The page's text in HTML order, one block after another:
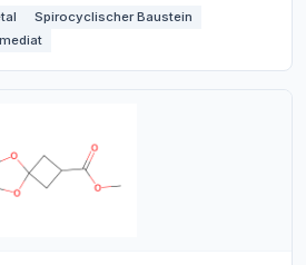
Spirocyclischer Baustein